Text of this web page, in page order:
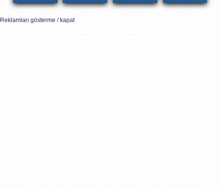
Reklamları gösterme / kapat